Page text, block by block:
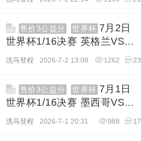
售价3公益分 世界杯 7月2日
世界杯1/16决赛 英格兰VS刚
果金 1080P 英语 BBC HD
洗马登程 2026-7-2 13:08 23
1262
售价3公益分 世界杯 7月1日
世界杯1/16决赛 墨西哥VS厄
瓜多尔 1080P 英语 ITV HD
洗马登程 2026-7-1 20:31 17
988